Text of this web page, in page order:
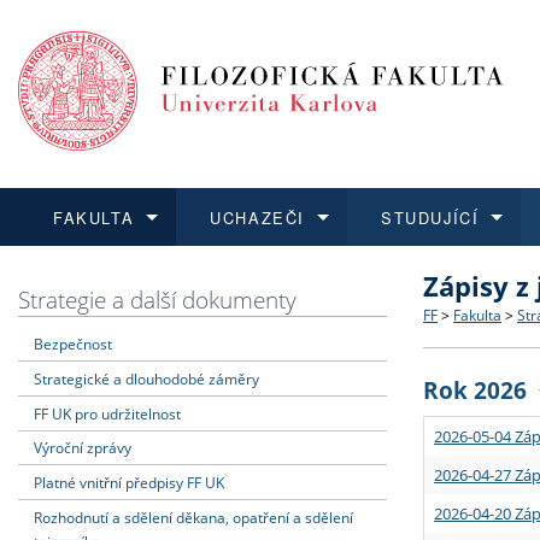
FAKULTA
Dozvědět se více
Struktura
Strategie
Podpora
UCHAZEČI
Podat přihlášku
Co
Učitelské
STUDUJÍCÍ
Dozvědět se více
Rigorózní
Dozvědět se více
O vědě a
Granty a
Dozvědět se více
Aktuální
Strategie a další dokumenty
Bezpečnost
Strategické a dlouhodobé záměry
FF UK pro udržitelnost
Výroční zprávy
Platné vnitřní předpisy FF UK
Rozhodnutí a sdělení děkana, opatření a sdělení
Zápisy
FF > Fakulta >
Rok 2026
2026-05-04
2026-04-27
2026-04-20